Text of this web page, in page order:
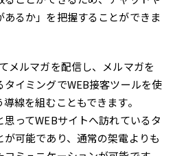
るか」を把握することができま
メルマガを配信し、メルマガを
イミングでWEB接客ツールを使
線を組むこともできます。
思ってWEBサイトへ訪れているタ
可能であり、通常の架電よりも